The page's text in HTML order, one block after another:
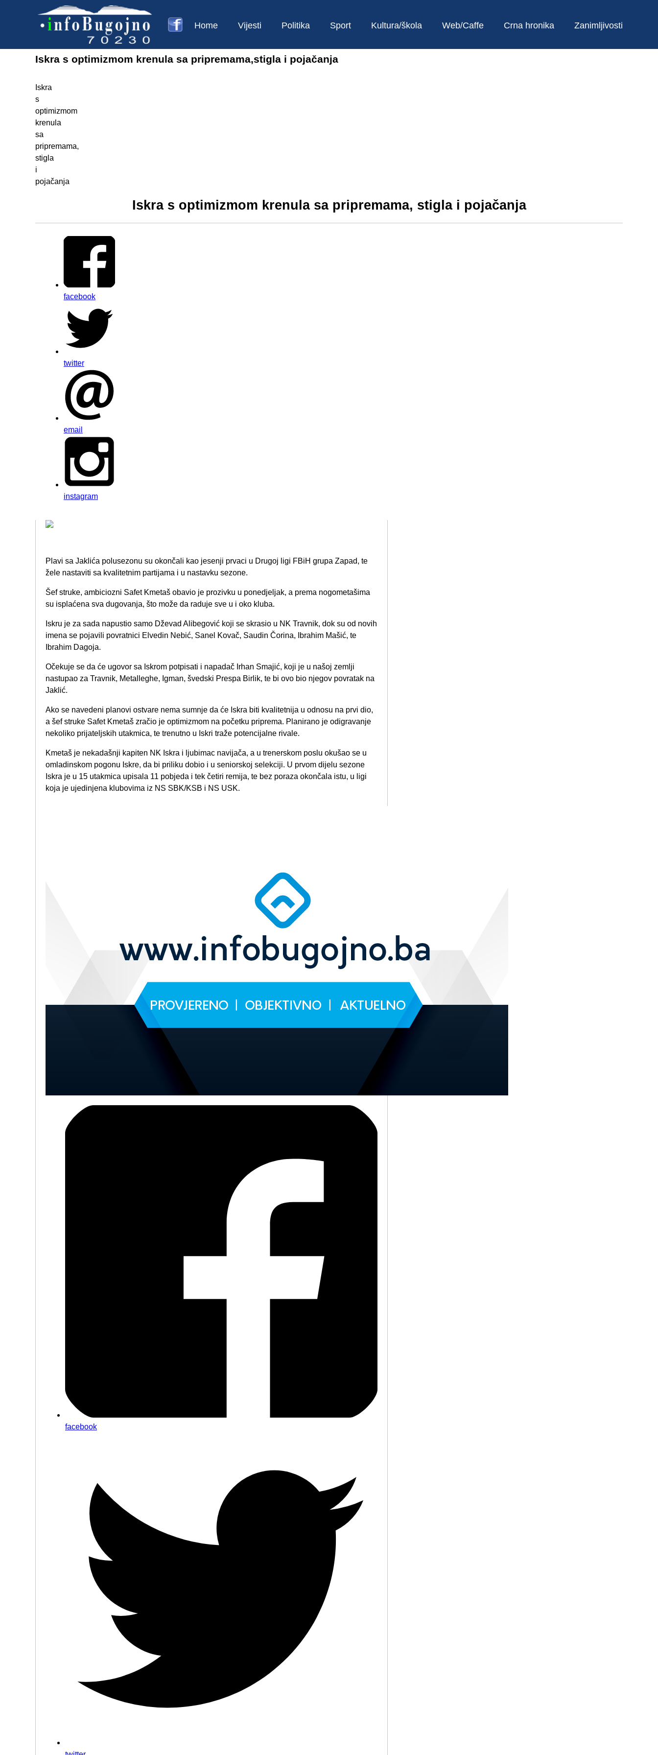
Home Vijesti Politika Sport Kultura/škola Web/Caffe Crna hronika Zanimljivosti
Iskra s optimizmom krenula sa pripremama,stigla i pojačanja
Iskra
s
optimizmom
krenula
sa
pripremama,
stigla
i
pojačanja
Iskra s optimizmom krenula sa pripremama, stigla i pojačanja
facebook
twitter
email
instagram
Plavi sa Jaklića polusezonu su okončali kao jesenji prvaci u Drugoj ligi FBiH grupa Zapad, te
žele nastaviti sa kvalitetnim partijama i u nastavku sezone.
Šef struke, ambiciozni Safet Kmetaš obavio je prozivku u ponedjeljak, a prema nogometašima
su isplaćena sva dugovanja, što može da raduje sve u i oko kluba.
Iskru je za sada napustio samo Dževad Alibegović koji se skrasio u NK Travnik, dok su od novih
imena se pojavili povratnici Elvedin Nebić, Sanel Kovač, Saudin Čorina, Ibrahim Mašić, te
Ibrahim Dagoja.
Očekuje se da će ugovor sa Iskrom potpisati i napadač Irhan Smajić, koji je u našoj zemlji
nastupao za Travnik, Metalleghe, Igman, švedski Prespa Birlik, te bi ovo bio njegov povratak na
Jaklić.
Ako se navedeni planovi ostvare nema sumnje da će Iskra biti kvalitetnija u odnosu na prvi dio,
a šef struke Safet Kmetaš zračio je optimizmom na početku priprema. Planirano je odigravanje
nekoliko prijateljskih utakmica, te trenutno u Iskri traže potencijalne rivale.
Kmetaš je nekadašnji kapiten NK Iskra i ljubimac navijača, a u trenerskom poslu okušao se u
omladinskom pogonu Iskre, da bi priliku dobio i u seniorskoj selekciji. U prvom dijelu sezone
Iskra je u 15 utakmica upisala 11 pobjeda i tek četiri remija, te bez poraza okončala istu, u ligi
koja je ujedinjena klubovima iz NS SBK/KSB i NS USK.
facebook